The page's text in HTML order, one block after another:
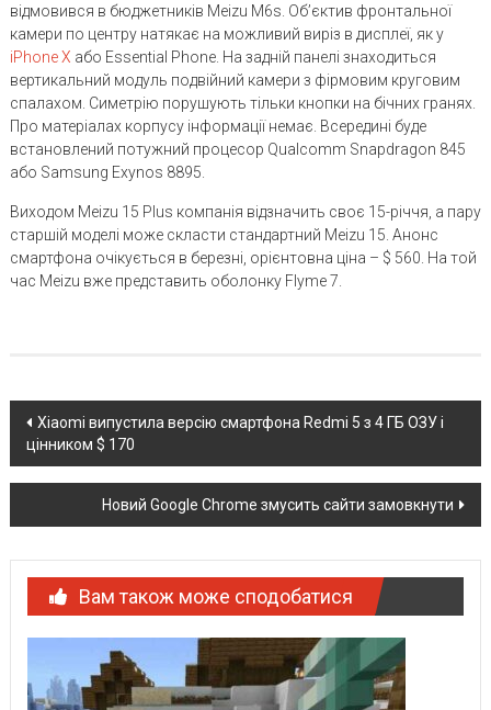
відмовився в бюджетників Meizu M6s. Об’єктив фронтальної
камери по центру натякає на можливий виріз в дисплеї, як у
iPhone X або Essential Phone. На задній панелі знаходиться
вертикальний модуль подвійний камери з фірмовим круговим
спалахом. Симетрію порушують тільки кнопки на бічних гранях.
Про матеріалах корпусу інформації немає. Всередині буде
встановлений потужний процесор Qualcomm Snapdragon 845
або Samsung Exynos 8895.
Виходом Meizu 15 Plus компанія відзначить своє 15-річчя, а пару
старшій моделі може скласти стандартний Meizu 15. Анонс
смартфона очікується в березні, орієнтовна ціна – $ 560. На той
час Meizu вже представить оболонку Flyme 7.
Post
navigation
Xiaomi випустила версію смартфона Redmi 5 з 4 ГБ ОЗУ і
цінником $ 170
Новий Google Chrome змусить сайти замовкнути
Вам також може сподобатися